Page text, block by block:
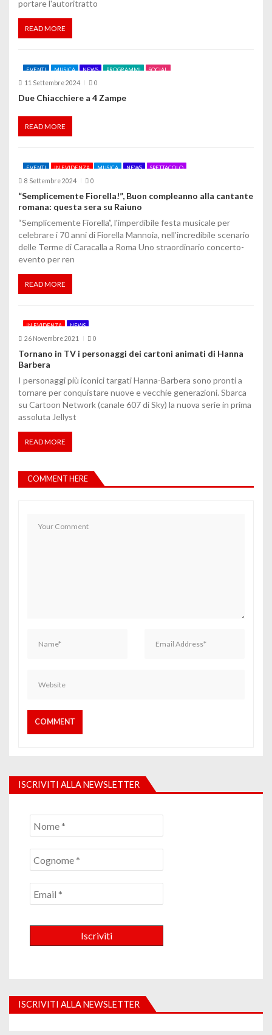
r
c
o
l
i
portare l'autoritratto
READ MORE
EVENTI MUSICA NEWS PROGRAMMI SOCIAL
11 Settembre 2024 0
Due Chiacchiere a 4 Zampe
READ MORE
EVENTI IN EVIDENZA MUSICA NEWS SPETTACOLO
8 Settembre 2024 0
“Semplicemente Fiorella!”, Buon compleanno alla cantante
romana: questa sera su Raiuno
“Semplicemente Fiorella”, l'imperdibile festa musicale per
celebrare i 70 anni di Fiorella Mannoia, nell’incredibile scenario
delle Terme di Caracalla a Roma Uno straordinario concerto-
evento per ren
READ MORE
IN EVIDENZA NEWS
26 Novembre 2021 0
Tornano in TV i personaggi dei cartoni animati di Hanna
Barbera
I personaggi più iconici targati Hanna-Barbera sono pronti a
tornare per conquistare nuove e vecchie generazioni. Sbarca
su Cartoon Network (canale 607 di Sky) la nuova serie in prima
assoluta Jellyst
READ MORE
COMMENT HERE
ISCRIVITI ALLA NEWSLETTER
ISCRIVITI ALLA NEWSLETTER